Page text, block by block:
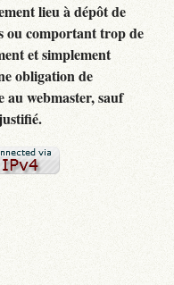
lieu à dépôt de
ou comportant trop de
et simplement
obligation de
webmaster, sauf